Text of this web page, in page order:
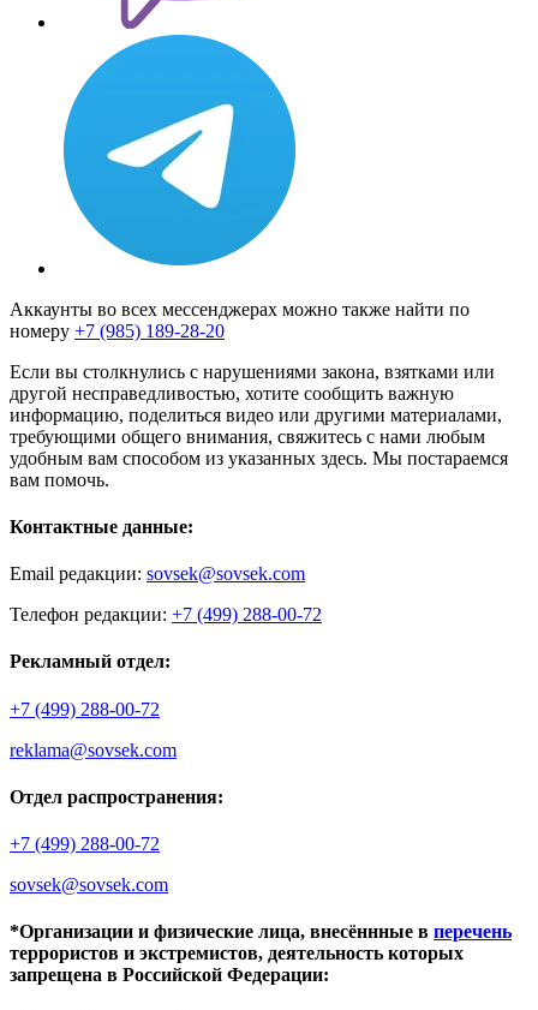
Аккаунты во всех мессенджерах можно также найти по
номеру +7 (985) 189-28-20
Если вы столкнулись с нарушениями закона, взятками или
другой несправедливостью, хотите сообщить важную
информацию, поделиться видео или другими материалами,
требующими общего внимания, свяжитесь с нами любым
удобным вам способом из указанных здесь. Мы постараемся
вам помочь.
Контактные данные:
Email редакции: sovsek@sovsek.com
Телефон редакции: +7 (499) 288-00-72
Рекламный отдел:
+7 (499) 288-00-72
reklama@sovsek.com
Отдел распространения:
+7 (499) 288-00-72
sovsek@sovsek.com
*Организации и физические лица, внесённные в перечень
террористов и экстремистов, деятельность которых
запрещена в Российской Федерации: